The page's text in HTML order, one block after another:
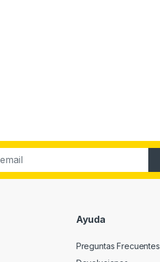
Ayuda
Preguntas Frecuentes